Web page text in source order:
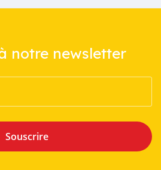
notre newsletter
Souscrire